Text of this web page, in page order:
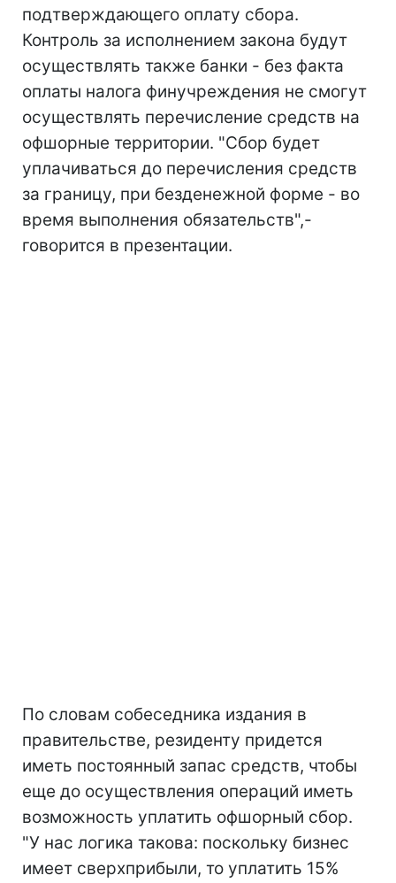
подтверждающего оплату сбора.
Контроль за исполнением закона будут
осуществлять также банки - без факта
оплаты налога финучреждения не смогут
осуществлять перечисление средств на
офшорные территории. "Сбор будет
уплачиваться до перечисления средств
за границу, при безденежной форме - во
время выполнения обязательств",-
говорится в презентации.
По словам собеседника издания в
правительстве, резиденту придется
иметь постоянный запас средств, чтобы
еще до осуществления операций иметь
возможность уплатить офшорный сбор.
"У нас логика такова: поскольку бизнес
имеет сверхприбыли, то уплатить 15%